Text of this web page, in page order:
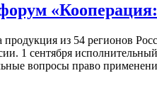
из 54 регионов
1 сентября
вопросы право